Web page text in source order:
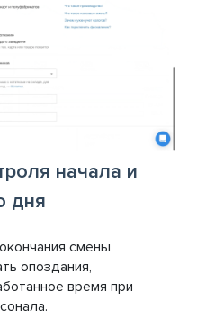
начала и
дня
смены
опоздания,
время при